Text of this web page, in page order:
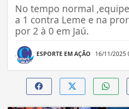
No tempo normal
a 1 contra Leme e na
por 2 à 0 em Jaú.
ESPORTE EM AÇÃO 16/11/2025